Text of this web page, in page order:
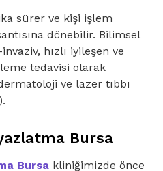
sürer ve kişi işlem
dönebilir. Bilimsel
hızlı iyileşen ve
tedavisi olarak
ve lazer tıbbı
Bursa
Bursa kliniğimizde önce